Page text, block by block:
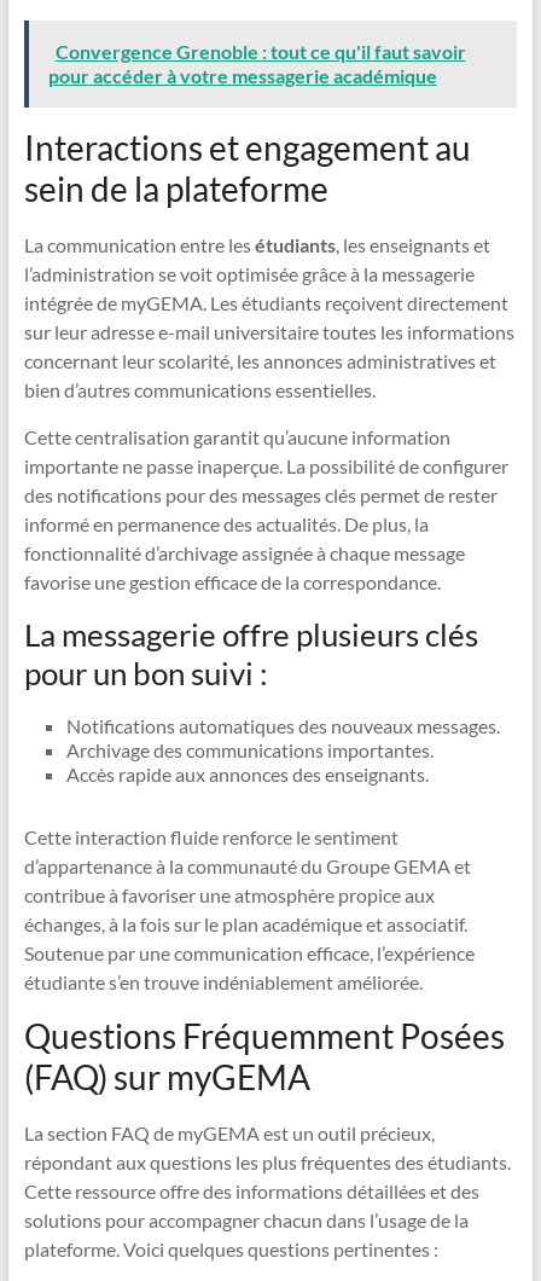
Convergence Grenoble : tout ce qu'il faut savoir
pour accéder à votre messagerie académique
Interactions et engagement au
sein de la plateforme
La communication entre lesétudiants, les enseignants et
l’administration se voit optimisée grâce à la messagerie
intégrée de myGEMA. Les étudiants reçoivent directement
sur leur adresse e-mail universitaire toutes les informations
concernant leur scolarité, les annonces administratives et
bien d’autres communications essentielles.
Cette centralisation garantit qu’aucune information
importante ne passe inaperçue. La possibilité de configurer
des notifications pour des messages clés permet de rester
informé en permanence des actualités. De plus, la
fonctionnalité d’archivage assignée à chaque message
favorise une gestion efficace de la correspondance.
La messagerie offre plusieurs clés
pour un bon suivi :
Notifications automatiques des nouveaux messages.
Archivage des communications importantes.
Accès rapide aux annonces des enseignants.
Cette interaction fluide renforce le sentiment
d’appartenance à la communauté du Groupe GEMA et
contribue à favoriser une atmosphère propice aux
échanges, à la fois sur le plan académique et associatif.
Soutenue par une communication efficace, l’expérience
étudiante s’en trouve indéniablement améliorée.
Questions Fréquemment Posées
(FAQ) sur myGEMA
La section FAQ de myGEMA est un outil précieux,
répondant aux questions les plus fréquentes des étudiants.
Cette ressource offre des informations détaillées et des
solutions pour accompagner chacun dans l’usage de la
plateforme. Voici quelques questions pertinentes :